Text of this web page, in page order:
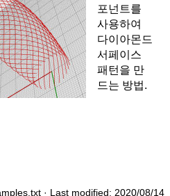
포넌트를
사용하여
다이아몬드
서페이스
패턴을 만
드는 방법.
· Last modified: 2020/08/14